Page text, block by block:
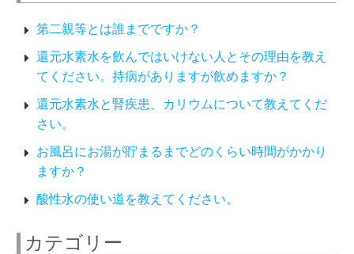
第二親等とは誰までですか？
還元水素水を飲んではいけない人とその理由を教え
てください。持病がありますが飲めますか？
還元水素水と腎疾患、カリウムについて教えてくだ
さい。
お風呂にお湯が貯まるまでどのくらい時間がかかり
ますか？
酸性水の使い道を教えてください。
カテゴリー